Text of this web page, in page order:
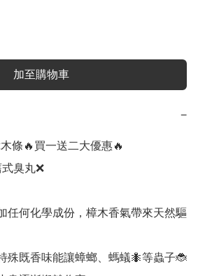
加至購物車
−
條🔥買一送二大優惠🔥
臭丸❌
任何化學成份，樟木香氣帶來天然驅
殊既香味能讓蟑螂、螞蟻🐜等蟲子🐞